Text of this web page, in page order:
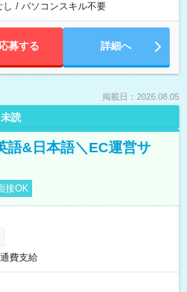
し / パソコンスキル不要
応募する 詳細へ
掲載日：2026.08.05
未読
語&日本語＼EC運営サ
接OK
費支給